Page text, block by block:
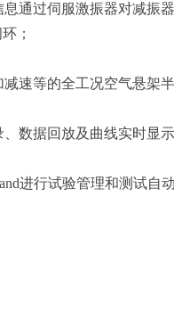
通过伺服激振器对减振
；
速等的全工况空气悬架半
数据回放及曲线实时显
进行试验管理和测试自